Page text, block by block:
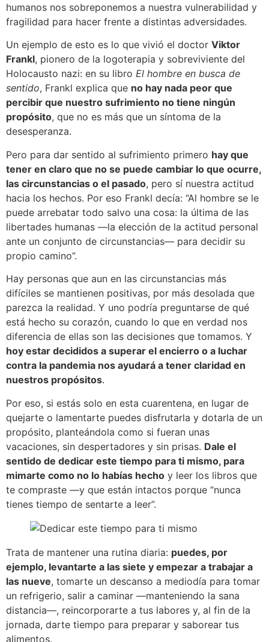
humanos nos sobreponemos a nuestra vulnerabilidad y
fragilidad para hacer frente a distintas adversidades.
Un ejemplo de esto es lo que vivió el doctor Viktor
Frankl, pionero de la logoterapia y sobreviviente del
Holocausto nazi: en su libro El hombre en busca de
sentido, Frankl explica que no hay nada peor que
percibir que nuestro sufrimiento no tiene ningún
propósito, que no es más que un síntoma de la
desesperanza.
Pero para dar sentido al sufrimiento primero hay que
tener en claro que no se puede cambiar lo que ocurre,
las circunstancias o el pasado, pero sí nuestra actitud
hacia los hechos. Por eso Frankl decía: “Al hombre se le
puede arrebatar todo salvo una cosa: la última de las
libertades humanas —la elección de la actitud personal
ante un conjunto de circunstancias— para decidir su
propio camino”.
Hay personas que aun en las circunstancias más
difíciles se mantienen positivas, por más desolada que
parezca la realidad. Y uno podría preguntarse de qué
está hecho su corazón, cuando lo que en verdad nos
diferencia de ellas son las decisiones que tomamos. Y
hoy estar decididos a superar el encierro o a luchar
contra la pandemia nos ayudará a tener claridad en
nuestros propósitos.
Por eso, si estás solo en esta cuarentena, en lugar de
quejarte o lamentarte puedes disfrutarla y dotarla de un
propósito, planteándola como si fueran unas
vacaciones, sin despertadores y sin prisas. Dale el
sentido de dedicar este tiempo para ti mismo, para
mimarte como no lo habías hecho y leer los libros que
te compraste —y que están intactos porque “nunca
tienes tiempo de sentarte a leer”.
Trata de mantener una rutina diaria: puedes, por
ejemplo, levantarte a las siete y empezar a trabajar a
las nueve, tomarte un descanso a mediodía para tomar
un refrigerio, salir a caminar —manteniendo la sana
distancia—, reincorporarte a tus labores y, al fin de la
jornada, darte tiempo para preparar y saborear tus
alimentos.